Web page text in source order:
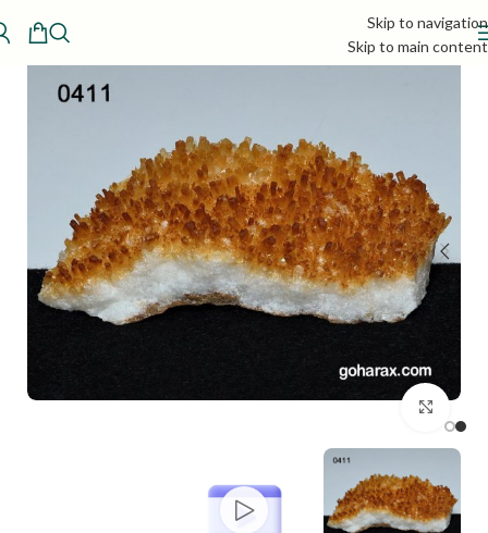
Skip to navigation
Skip to main content